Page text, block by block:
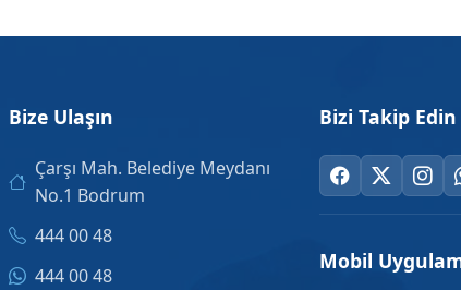
Bize Ulaşın
Çarşı Mah. Belediye Meydanı
No.1 Bodrum
444 00 48
444 00 48
Bizi Takip Edin
Mobil